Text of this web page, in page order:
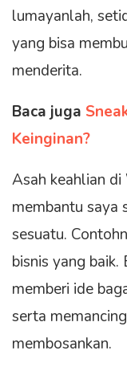
lumayanlah,
yang bisa
menderita.
Baca juga
Keinginan?
Asah keahlian
membantu saya
sesuatu.
bisnis yang baik.
memberi ide
serta
membosankan.